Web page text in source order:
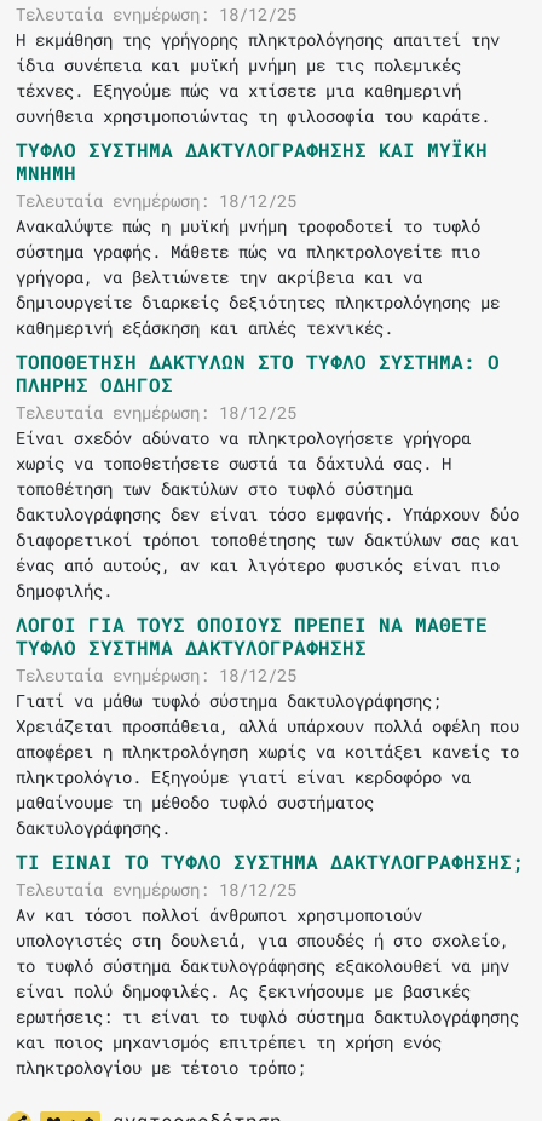
Τελευταία ενημέρωση: 18/12/25
Η εκμάθηση της γρήγορης πληκτρολόγησης απαιτεί την
ίδια συνέπεια και μυϊκή μνήμη με τις πολεμικές
τέχνες. Εξηγούμε πώς να χτίσετε μια καθημερινή
συνήθεια χρησιμοποιώντας τη φιλοσοφία του καράτε.
ΤΥΦΛΌ ΣΎΣΤΗΜΑ ΔΑΚΤΥΛΟΓΡΆΦΗΣΗΣ ΚΑΙ ΜΥΪΚΉ
ΜΝΉΜΗ
Τελευταία ενημέρωση: 18/12/25
Ανακαλύψτε πώς η μυϊκή μνήμη τροφοδοτεί το τυφλό
σύστημα γραφής. Μάθετε πώς να πληκτρολογείτε πιο
γρήγορα, να βελτιώνετε την ακρίβεια και να
δημιουργείτε διαρκείς δεξιότητες πληκτρολόγησης με
καθημερινή εξάσκηση και απλές τεχνικές.
ΤΟΠΟΘΈΤΗΣΗ ΔΑΚΤΎΛΩΝ ΣΤΟ ΤΥΦΛΌ ΣΎΣΤΗΜΑ: Ο
ΠΛΉΡΗΣ ΟΔΗΓΌΣ
Τελευταία ενημέρωση: 18/12/25
Είναι σχεδόν αδύνατο να πληκτρολογήσετε γρήγορα
χωρίς να τοποθετήσετε σωστά τα δάχτυλά σας. Η
τοποθέτηση των δακτύλων στο τυφλό σύστημα
δακτυλογράφησης δεν είναι τόσο εμφανής. Υπάρχουν δύο
διαφορετικοί τρόποι τοποθέτησης των δακτύλων σας και
ένας από αυτούς, αν και λιγότερο φυσικός είναι πιο
δημοφιλής.
ΛΌΓΟΙ ΓΙΑ ΤΟΥΣ ΟΠΟΊΟΥΣ ΠΡΈΠΕΙ ΝΑ ΜΆΘΕΤΕ
ΤΥΦΛΌ ΣΎΣΤΗΜΑ ΔΑΚΤΥΛΟΓΡΆΦΗΣΗΣ
Τελευταία ενημέρωση: 18/12/25
Γιατί να μάθω τυφλό σύστημα δακτυλογράφησης;
Χρειάζεται προσπάθεια, αλλά υπάρχουν πολλά οφέλη που
αποφέρει η πληκτρολόγηση χωρίς να κοιτάξει κανείς το
πληκτρολόγιο. Εξηγούμε γιατί είναι κερδοφόρο να
μαθαίνουμε τη μέθοδο τυφλό συστήματος
δακτυλογράφησης.
ΤΙ ΕΊΝΑΙ ΤΟ ΤΥΦΛΌ ΣΎΣΤΗΜΑ ΔΑΚΤΥΛΟΓΡΆΦΗΣΗΣ;
Τελευταία ενημέρωση: 18/12/25
Αν και τόσοι πολλοί άνθρωποι χρησιμοποιούν
υπολογιστές στη δουλειά, για σπουδές ή στο σχολείο,
το τυφλό σύστημα δακτυλογράφησης εξακολουθεί να μην
είναι πολύ δημοφιλές. Ας ξεκινήσουμε με βασικές
ερωτήσεις: τι είναι το τυφλό σύστημα δακτυλογράφησης
και ποιος μηχανισμός επιτρέπει τη χρήση ενός
πληκτρολογίου με τέτοιο τρόπο;